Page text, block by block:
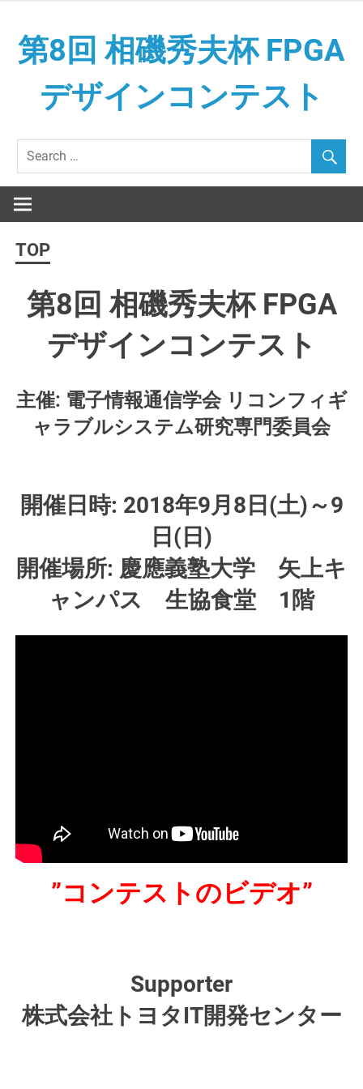
content
第8回 相磯秀夫杯 FPGA
デザインコンテスト
TOP
第8回 相磯秀夫杯 FPGA
デザインコンテスト
主催: 電子情報通信学会 リコンフィギ
ャラブルシステム研究専門委員会
開催日時: 2018年9月8日(土)～9
日(日)
開催場所: 慶應義塾大学 矢上キ
ャンパス 生協食堂 1階
”コンテストのビデオ”
Supporter
株式会社トヨタIT開発センター